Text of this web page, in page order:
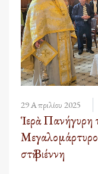
29 Απριλίου 2025
Ἱερὰ Πανήγυρη
στὴ Βιέννη